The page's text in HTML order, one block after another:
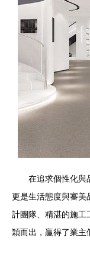
在追求個性化與
更是生活態度與審美
計團隊、精湛的施工
穎而出，贏得了業主